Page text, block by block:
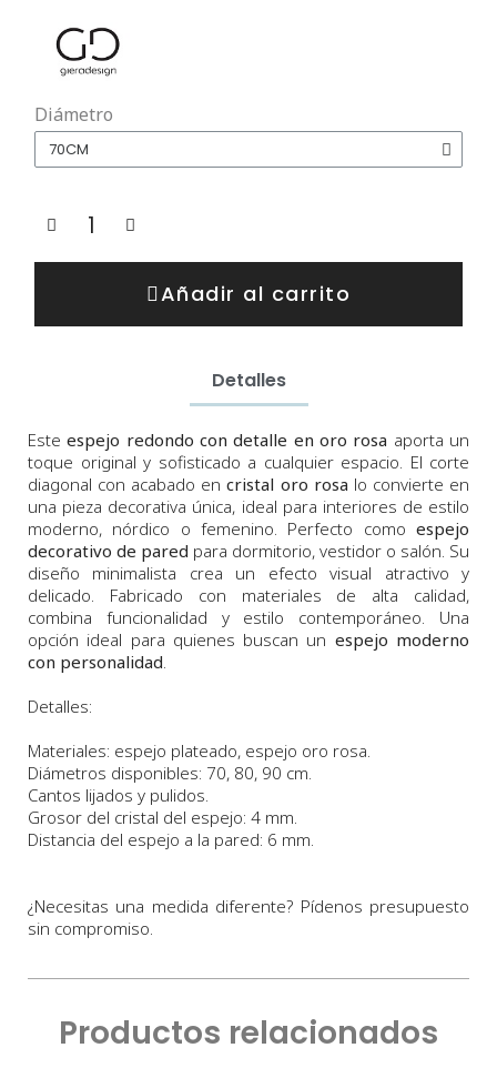
Diámetro
Añadir al carrito
Detalles
Esteespejo redondo con detalle en oro rosa aporta un
toque original y sofisticado a cualquier espacio. El corte
diagonal con acabado encristal oro rosa lo convierte en
una pieza decorativa única, ideal para interiores de estilo
moderno, nórdico o femenino. Perfecto como espejo
decorativo de pared para dormitorio, vestidor o salón. Su
diseño minimalista crea un efecto visual atractivo y
delicado. Fabricado con materiales de alta calidad,
combina funcionalidad y estilo contemporáneo. Una
opción ideal para quienes buscan un espejo moderno
con personalidad.
Detalles:
Materiales: espejo plateado, espejo oro rosa.
Diámetros disponibles: 70, 80, 90 cm.
Cantos lijados y pulidos.
Grosor del cristal del espejo: 4 mm.
Distancia del espejo a la pared: 6 mm.
¿Necesitas una medida diferente? Pídenos presupuesto
sin compromiso.
Productos relacionados